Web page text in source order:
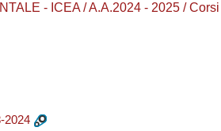
- ICEA / A.A.2024 - 2025 /
2024